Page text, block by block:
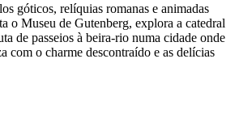
góticos, relíquias romanas e animadas
o Museu de Gutenberg, explora a catedral
de passeios à beira-rio numa cidade onde
com o charme descontraído e as delícias